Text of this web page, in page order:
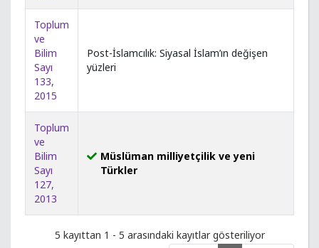
Toplum
ve
Bilim
Sayı
133,
2015
Post-İslamcılık: Siyasal İslam’ın değişen
yüzleri
Toplum
ve
Bilim
Sayı
127,
2013
Müslüman milliyetçilik ve yeni
Türkler
5 kayıttan 1 - 5 arasındaki kayıtlar gösteriliyor